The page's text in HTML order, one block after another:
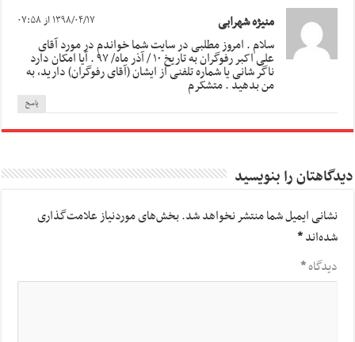
منیژه شهرابی ۱۳۹۸/۰۴/۱۷ از ۰۷:۵۸
سلام . امروز مطلبی در سایت شما خواندم در مورد آقای
علی اکبر رفوگران به تاریخ ۱۰ / آذر ماه/ ۹۷ . آیا امکان دارد
ناگر شانی یا شماره تلفنی از ایشان (آقای رفوگران) دارید، به
من بدهید . متشکرم
پاسخ
دیدگاهتان را بنویسید
نشانی ایمیل شما منتشر نخواهد شد.بخش‌های موردنیاز علامت‌گذاری
شده‌اند*
دیدگاه*